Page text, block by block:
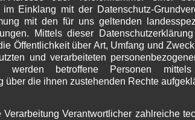
Hubbauer am 22.09.2016bis zum
am 22.03.2018
,Tourismus
Einklang mit der Datenschutz-
mit den für uns geltenden
Mittels dieser
Öffentlichkeit über Art, Umfang und
und verarbeiteten
werden betroffene Personen
über die ihnen zustehenden Rechte
Verantwortlicher zahlreiche